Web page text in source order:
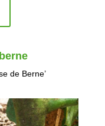
de Berne’